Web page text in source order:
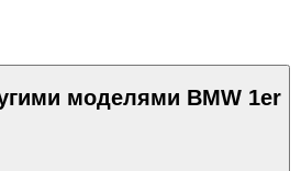
моделями BMW 1er